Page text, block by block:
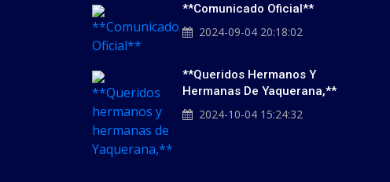
**Comunicado Oficial**
2024-09-04 20:18:02
**Queridos Hermanos Y
Hermanas De Yaquerana,**
2024-10-04 15:24:32